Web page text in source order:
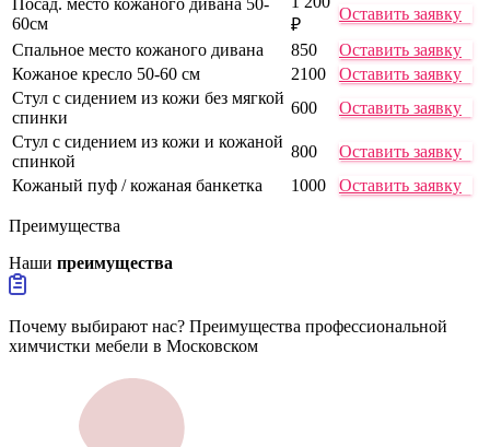
60см
₽
Оставить заявку
Спальное место кожаного дивана
850
Оставить заявку
Кожаное кресло 50-60 см
2100
Оставить заявку
Стул с сидением из кожи без мягкой
спинки
600
Оставить заявку
Стул с сидением из кожи и кожаной
спинкой
800
Оставить заявку
Кожаный пуф / кожаная банкетка
1000 Оставить заявку
Преимущества
Наши преимущества
Почему выбирают нас? Преимущества профессиональной
химчистки мебели в Московском